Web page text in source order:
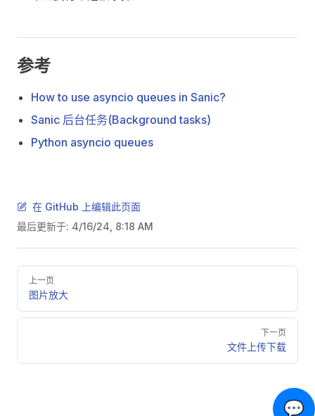
参考
How to use asyncio queues in Sanic?
Sanic 后台任务(Background tasks)
Python asyncio queues
在 GitHub 上编辑此页面
最后更新于: 4/16/24, 8:18 AM
Pager
上一页
图片放大
下一页
文件上传下载
💬